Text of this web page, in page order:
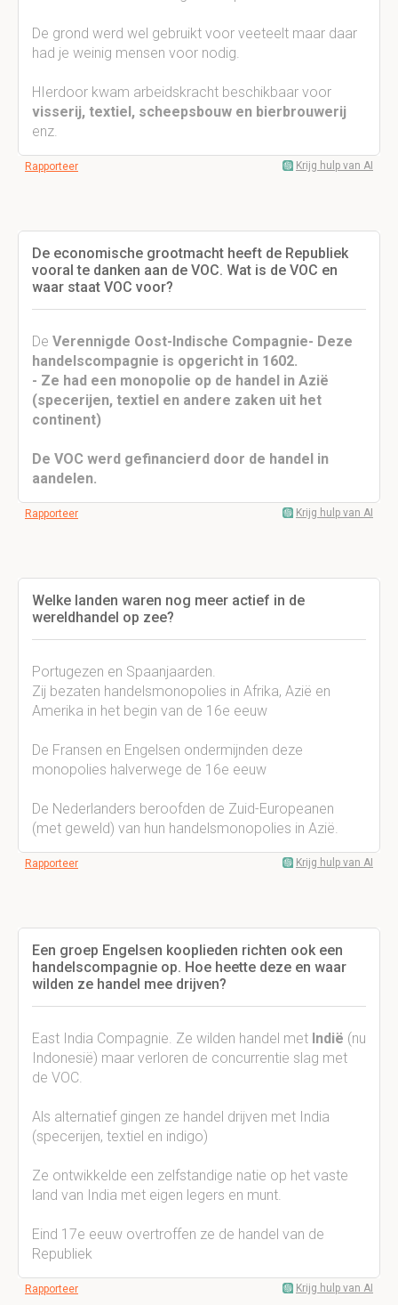
De grond werd wel gebruikt voor veeteelt maar daar
had je weinig mensen voor nodig.
HIerdoor kwam arbeidskracht beschikbaar voor
visserij, textiel, scheepsbouw en bierbrouwerij
enz.
Rapporteer Krijg hulp van AI
De economische grootmacht heeft de Republiek
vooral te danken aan de VOC. Wat is de VOC en
waar staat VOC voor?
De Verennigde Oost-Indische Compagnie- Deze
handelscompagnie is opgericht in 1602.
- Ze had een monopolie op de handel in Azië
(specerijen, textiel en andere zaken uit het
continent)
De VOC werd gefinancierd door de handel in
aandelen.
Rapporteer Krijg hulp van AI
Welke landen waren nog meer actief in de
wereldhandel op zee?
Portugezen en Spaanjaarden.
Zij bezaten handelsmonopolies in Afrika, Azië en
Amerika in het begin van de 16e eeuw
De Fransen en Engelsen ondermijnden deze
monopolies halverwege de 16e eeuw
De Nederlanders beroofden de Zuid-Europeanen
(met geweld) van hun handelsmonopolies in Azië.
Rapporteer Krijg hulp van AI
Een groep Engelsen kooplieden richten ook een
handelscompagnie op. Hoe heette deze en waar
wilden ze handel mee drijven?
East India Compagnie. Ze wilden handel met Indië (nu
Indonesië) maar verloren de concurrentie slag met
de VOC.
Als alternatief gingen ze handel drijven met India
(specerijen, textiel en indigo)
Ze ontwikkelde een zelfstandige natie op het vaste
land van India met eigen legers en munt.
Eind 17e eeuw overtroffen ze de handel van de
Republiek
Rapporteer Krijg hulp van AI